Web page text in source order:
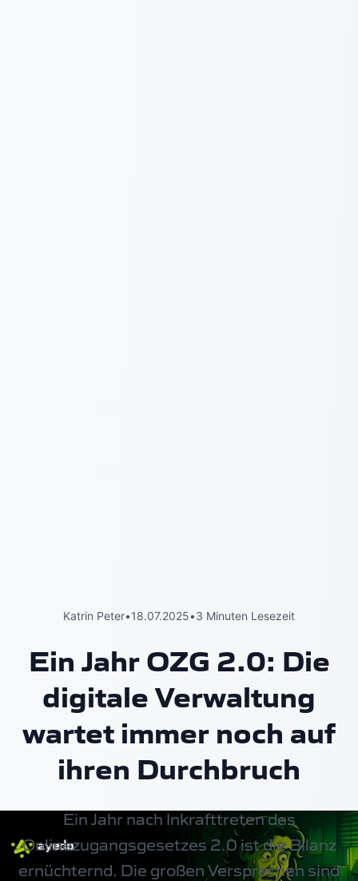
Katrin Peter•18.07.2025•3 Minuten Lesezeit
Ein Jahr OZG 2.0: Die
digitale Verwaltung
wartet immer noch auf
ihren Durchbruch
Ein Jahr nach Inkrafttreten des
Onlinezugangsgesetzes 2.0 ist die Bilanz
ernüchternd. Die großen Versprechen sind